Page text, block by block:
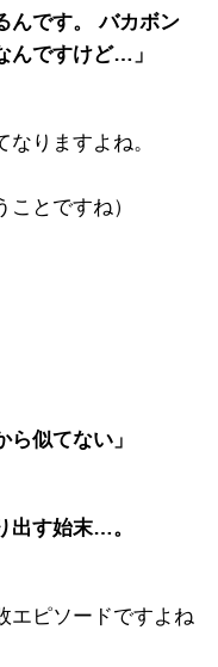
んです。 バカボン
んですけど…」
りますよね。
ことですね）
ら似てない」
出す始末…。
エピソードですよね